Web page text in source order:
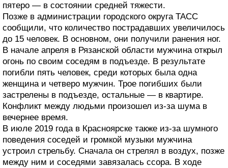
пятеро — в состоянии средней тяжести.
Позже в администрации городского округа ТАСС
сообщили, что количество пострадавших увеличилось
до 15 человек. В основном, они получили ранения ног.
В начале апреля в Рязанской области мужчина открыл
огонь по своим соседям в подъезде. В результате
погибли пять человек, среди которых была одна
женщина и четверо мужчин. Трое погибших были
застрелены в подъезде, остальные — в квартире.
Конфликт между людьми произошел из-за шума в
вечернее время.
В июле 2019 года в Красноярске также из-за шумного
поведения соседей и громкой музыки мужчина
устроил стрельбу. Сначала он стрелял в воздух, позже
между ним и соседями завязалась ссора. В ходе